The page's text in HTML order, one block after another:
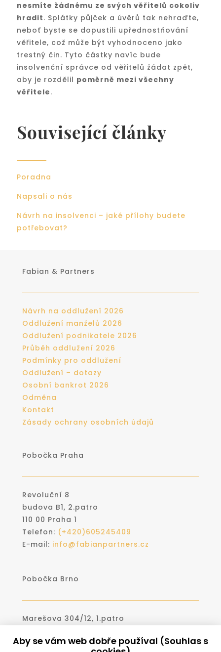
nesmíte žádnému ze svých věřitelů cokoliv
hradit. Splátky půjček a úvěrů tak nehraďte,
neboť byste se dopustili upřednostňování
věřitele, což může být vyhodnoceno jako
trestný čin. Tyto částky navíc bude
insolvenční správce od věřitelů žádat zpět,
aby je rozdělil poměrně mezi všechny
věřitele.
Související články
Poradna
Napsali o nás
Návrh na insolvenci – jaké přílohy budete
potřebovat?
Fabian & Partners
Návrh na oddlužení 2026
Oddlužení manželů 2026
Oddlužení podnikatele 2026
Průběh oddlužení 2026
Podmínky pro oddlužení
Oddlužení – dotazy
Osobní bankrot 2026
Odměna
Kontakt
Zásady ochrany osobních údajů
Pobočka Praha
Revoluční 8
budova B1, 2.patro
110 00 Praha 1
Telefon: (+420)605245409
E-mail: info@fabianpartners.cz
Pobočka Brno
Marešova 304/12, 1.patro
Telefon:(+420)530331766
Aby se vám web dobře používal (Souhlas s